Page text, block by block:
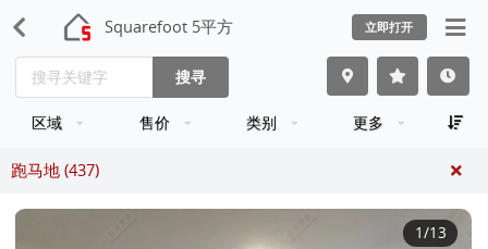
Squarefoot 5平方 立即打开
搜寻
区域 售价 类别 更多
跑马地 (437)
1/13